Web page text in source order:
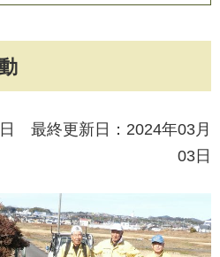
最終更新日：2024年03月
03日